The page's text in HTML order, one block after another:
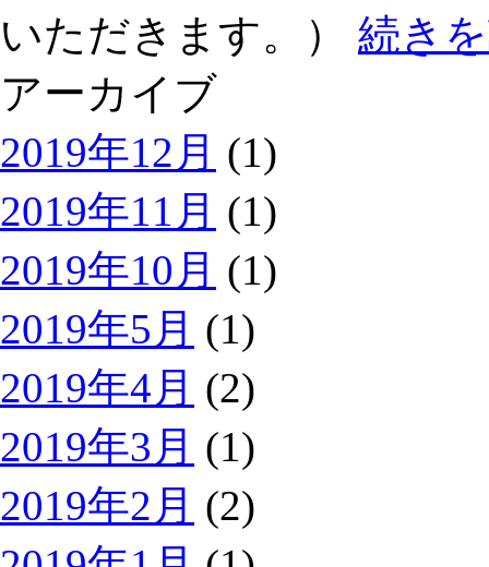
いただきます。） 続き
アーカイブ
2019年12月 (1)
2019年11月 (1)
2019年10月 (1)
2019年5月 (1)
2019年4月 (2)
2019年3月 (1)
2019年2月 (2)